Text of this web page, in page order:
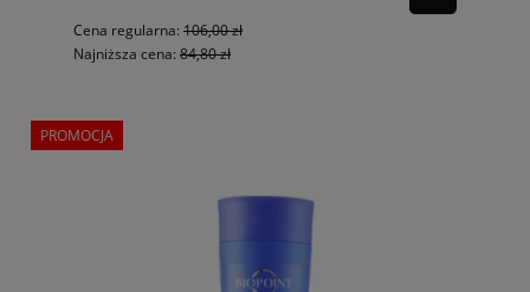
Cena regularna: 106,00 zł
Najniższa cena: 84,80 zł
PROMOCJA